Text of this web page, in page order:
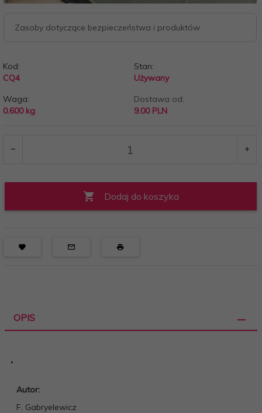
Zasoby dotyczące bezpieczeństwa i produktów
Kod:
CQ4
Stan:
Używany
Waga:
0.600 kg
Dostawa od:
9.00 PLN
Dodaj do koszyka
OPIS
.
Autor:
F. Gabryelewicz